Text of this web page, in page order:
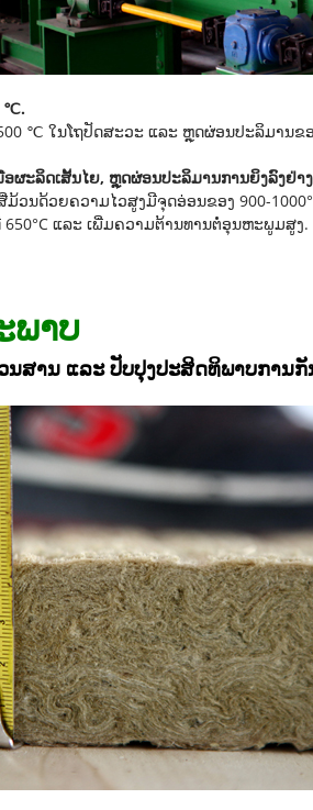
℃.
℃ ໃນໂຖປັດສະວະ ແລະ ຫຼຸດຜ່ອນປະລິມານຂ
ອຜະລິດເສັ້ນໄຍ, ຫຼຸດຜ່ອນປະລິມານການຍິງລົງຢ່າ
ວນດ້ວຍຄວາມໄວສູງມີຈຸດອ່ອນຂອງ 900-
ແລະ ເພີ່ມຄວາມຕ້ານທານຕໍ່ອຸນຫະພູມສູງ.
ພາບ
ສານ ແລະ ປັບປຸງປະສິດທິພາບການ